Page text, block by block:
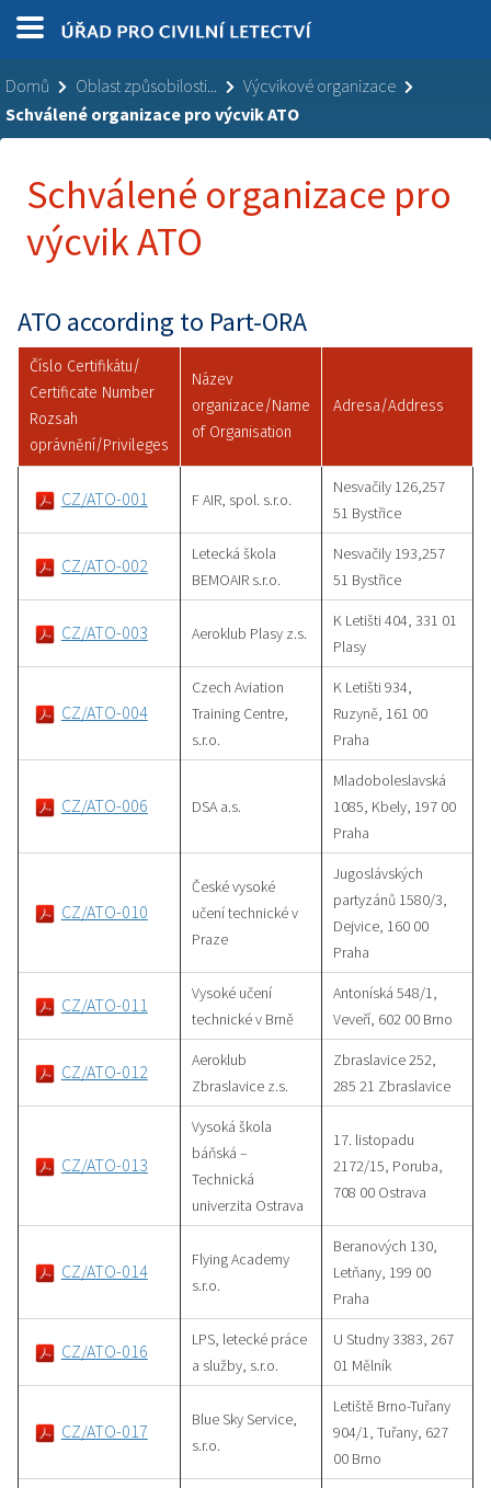
Domů Oblast způsobilosti...
Výcvikové organizace
Schválené organizace pro výcvik ATO
Schválené organizace pro
výcvik ATO
ATO according to Part-ORA
Číslo Certifikátu/
Certificate Number
Rozsah
oprávnění/Privileges
Název
organizace/Name
of Organisation
Adresa/Address
CZ/ATO-001 F AIR, spol. s.r.o.
Nesvačily 126,257
51 Bystřice
CZ/ATO-002
Letecká škola
BEMOAIR s.r.o.
Nesvačily 193,257
51 Bystřice
CZ/ATO-003 Aeroklub Plasy z.s.
K Letišti 404, 331 01
Plasy
CZ/ATO-004
Czech Aviation
Training Centre,
s.r.o.
K Letišti 934,
Ruzyně, 161 00
Praha
CZ/ATO-006 DSA a.s.
Mladoboleslavská
1085, Kbely, 197 00
Praha
CZ/ATO-010
České vysoké
učení technické v
Praze
Jugoslávských
partyzánů 1580/3,
Dejvice, 160 00
Praha
CZ/ATO-011
Vysoké učení
technické v Brně
Antoníská 548/1,
Veveří, 602 00 Brno
CZ/ATO-012
Aeroklub
Zbraslavice z.s.
Zbraslavice 252,
285 21 Zbraslavice
CZ/ATO-013
Vysoká škola
báňská –
Technická
univerzita Ostrava
17. listopadu
2172/15, Poruba,
708 00 Ostrava
CZ/ATO-014
Flying Academy
s.r.o.
Beranových 130,
Letňany, 199 00
Praha
CZ/ATO-016
LPS, letecké práce
a služby, s.r.o.
U Studny 3383, 267
01 Mělník
CZ/ATO-017
Blue Sky Service,
s.r.o.
Letiště Brno-Tuřany
904/1, Tuřany, 627
00 Brno